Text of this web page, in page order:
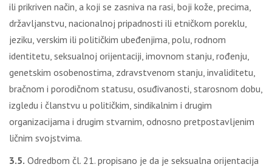
ili prikriven način, a koji se zasniva na rasi, boji kože, precima,
državljanstvu, nacionalnoj pripadnosti ili etničkom poreklu,
jeziku, verskim ili političkim ubeđenjima, polu, rodnom
identitetu, seksualnoj orijentaciji, imovnom stanju, rođenju,
genetskim osobenostima, zdravstvenom stanju, invaliditetu,
bračnom i porodičnom statusu, osuđivanosti, starosnom dobu,
izgledu i članstvu u političkim, sindikalnim i drugim
organizacijama i drugim stvarnim, odnosno pretpostavljenim
ličnim svojstvima.
3.5. Odredbom čl. 21. propisano je da je seksualna orijentacija